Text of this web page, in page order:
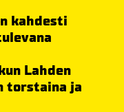
kahdesti
Lahden
torstaina ja